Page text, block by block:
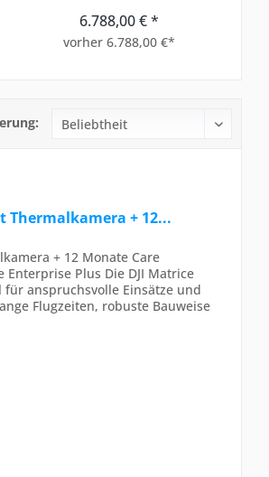
6.788,00 € *
vorher 6.788,00 €*
Thermalkamera + 12...
+ 12 Monate Care
Enterprise Plus Die DJI Matrice
anspruchsvolle Einsätze und
Flugzeiten, robuste Bauweise